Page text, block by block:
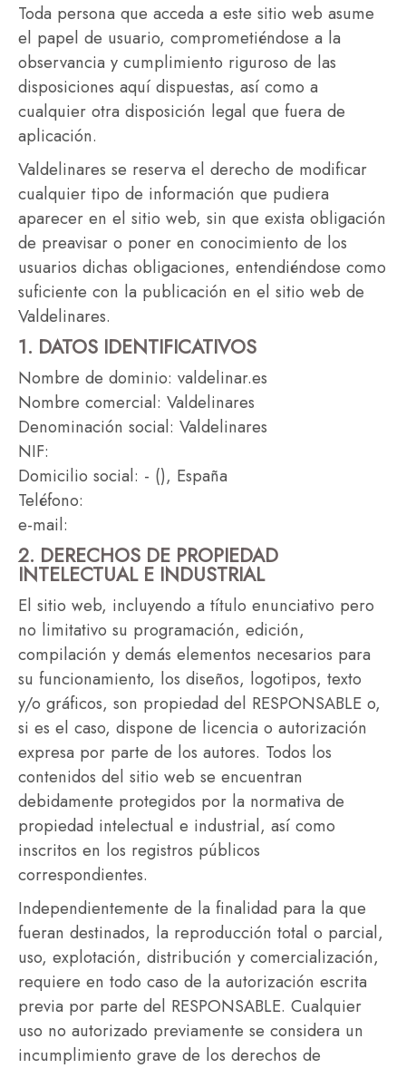
Toda persona que acceda a este sitio web asume
el papel de usuario, comprometiéndose a la
observancia y cumplimiento riguroso de las
disposiciones aquí dispuestas, así como a
cualquier otra disposición legal que fuera de
aplicación.
Valdelinares se reserva el derecho de modificar
cualquier tipo de información que pudiera
aparecer en el sitio web, sin que exista obligación
de preavisar o poner en conocimiento de los
usuarios dichas obligaciones, entendiéndose como
suficiente con la publicación en el sitio web de
Valdelinares.
1. DATOS IDENTIFICATIVOS
Nombre de dominio: valdelinar.es
Nombre comercial: Valdelinares
Denominación social: Valdelinares
NIF:
Domicilio social: - (), España
Teléfono:
e-mail:
2. DERECHOS DE PROPIEDAD
INTELECTUAL E INDUSTRIAL
El sitio web, incluyendo a título enunciativo pero
no limitativo su programación, edición,
compilación y demás elementos necesarios para
su funcionamiento, los diseños, logotipos, texto
y/o gráficos, son propiedad del RESPONSABLE o,
si es el caso, dispone de licencia o autorización
expresa por parte de los autores. Todos los
contenidos del sitio web se encuentran
debidamente protegidos por la normativa de
propiedad intelectual e industrial, así como
inscritos en los registros públicos
correspondientes.
Independientemente de la finalidad para la que
fueran destinados, la reproducción total o parcial,
uso, explotación, distribución y comercialización,
requiere en todo caso de la autorización escrita
previa por parte del RESPONSABLE. Cualquier
uso no autorizado previamente se considera un
incumplimiento grave de los derechos de